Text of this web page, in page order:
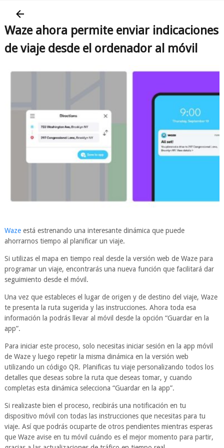
Waze ahora permite enviar indicaciones
de viaje desde el ordenador al móvil
Wazeestá estrenando una interesante dinámica que puede
ahorrarnos tiempo al planificar un viaje.
Si utilizas el mapa en tiempo real desde la versión web de Waze para
programar un viaje, encontrarás una nueva función que facilitará dar
seguimiento desde el móvil.
Una vez que estableces el lugar de origen y de destino del viaje, Waze
te presenta la ruta sugerida y las instrucciones. Ahora toda esa
información la podrás llevar al móvil desde la opción “Guardar en la
app”.
Para iniciar este proceso, solo necesitas iniciar sesión en la app móvil
de Waze y luego repetir la misma dinámica en la versión web
utilizando un código QR. Planificas tu viaje personalizando todos los
detalles que deseas sobre la ruta que deseas tomar, y cuando
completas esta dinámica selecciona “Guardar en la app”.
Si realizaste bien el proceso, recibirás una notificación en tu
dispositivo móvil con todas las instrucciones que necesitas para tu
viaje. Así que podrás ocuparte de otros pendientes mientras esperas
que Waze avise en tu móvil cuándo es el mejor momento para partir,